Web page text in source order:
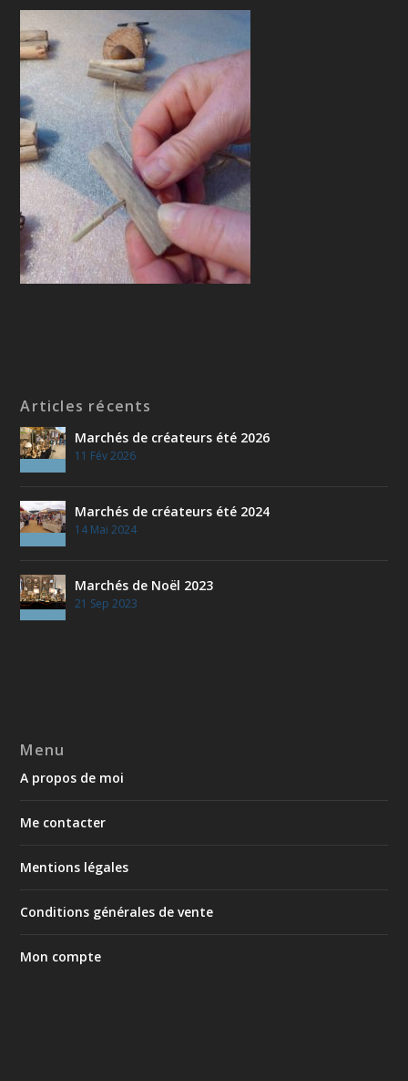
Articles récents
Marchés de créateurs été 2026
11 Fév 2026
Marchés de créateurs été 2024
14 Mai 2024
Marchés de Noël 2023
21 Sep 2023
Menu
A propos de moi
Me contacter
Mentions légales
Conditions générales de vente
Mon compte